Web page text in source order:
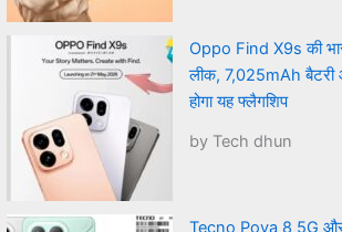
Oppo Find X9s की
लीक, 7,025mAh
होगा यह फ्लैगशिप
by Tech dhun
Tecno Pova 8 5G